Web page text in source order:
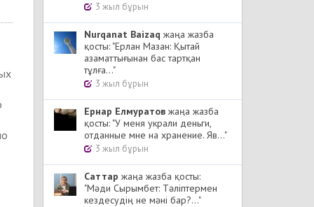
3 жыл бұрын
Nurqanat Baizaq жаңа жазба
қосты: "Ерлан Мазан: Қытай
азаматтығынан бас тартқан
тұлға..."
3 жыл бұрын
Ернар Елмуратов жаңа жазба
қосты: "У меня украли деньги,
отданные мне на хранение. Яв..."
3 жыл бұрын
Cаттар жаңа жазба қосты:
"Мәди Сырымбет: Тәліптермен
кездесудің не мәні бар?..."